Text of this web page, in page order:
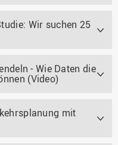
Wir suchen 25
- Wie Daten die
(Video)
mit